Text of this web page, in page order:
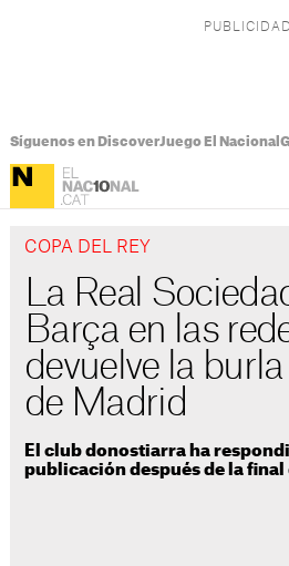
Síguenos en DiscoverJuego El Nacional
COPA DEL REY
La Real
Barça en las
devuelve la
de Madrid
El club donostiarra ha
publicación después de la final